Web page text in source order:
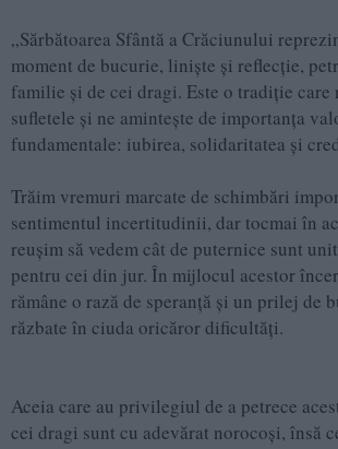
„Sărbătoarea Sfântă a Crăciunului
moment de bucurie, liniște și reflecție,
familie și de cei dragi. Este o tradiție care
sufletele și ne amintește de importanța
fundamentale: iubirea, solidaritatea și
Trăim vremuri marcate de schimbări
sentimentul incertitudinii, dar tocmai în
reușim să vedem cât de puternice sunt
pentru cei din jur. În mijlocul acestor
rămâne o rază de speranță și un prilej de
răzbate în ciuda oricăror dificultăți.
Aceia care au privilegiul de a petrece
cei dragi sunt cu adevărat norocoși, însă